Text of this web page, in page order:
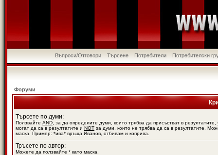
Въпроси/Отговори Търсене Потребители Потребителски
Форуми
Търсете по думи:
Ползвайте AND , за да определите думи, които трябва да присъстват в резултатите,
могат да са в резултатите и NOT за думи, които не трябва да са в резултатите.
маска. Пример: *ива* връща Иванов, отбивам и коприва.
Тръсете по автор:
Можете да ползвайте * като маска.